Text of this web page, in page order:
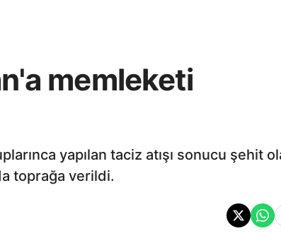
memleketi
yapılan taciz atışı sonucu şehit
toprağa verildi.